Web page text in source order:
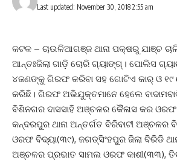
Last updated: November 30, 2018 2:55 am
କଟକ – ଚାଉଳିଆଗଞ୍ଜ ଥାନା ପକ୍ଷରୁ ଯାଞ୍ଚ
ଆନ୍ତଃଜିଲା ଗାଡ଼ି ଚୋରି ଗ୍ୟାଙ୍ଗ୍‌। ପୋଲିସ
୪ଜଣଙ୍କୁ ଗିରଫ କରିବା ସହ ଗୋଟିଏ କାର୍‌ ଓ ୧୯
କରିଛି। ଗିରଫ ଅଭିଯୁକ୍ତମାନେ ହେଲେ
ବିଶିନଗର ଦାସସାହି ଅଞ୍ଚଳର କୈଳାସ କର
କନ୍ଦରପୁର ଥାନା ଅନ୍ତର୍ଗତ ବିରିବାଟୀ ଅଞ୍ଚଳର
ଓରଫ ବିଦ୍ୟା(୩୯), ଜଗତ୍‌ସିଂହପୁର ଜିଲା ବିରିଡି
ଅଞ୍ଚଳର ପ୍ରଭାତ ସାମଲ ଓରଫ କାଶୀ(୩୩),